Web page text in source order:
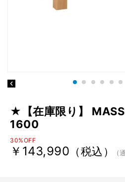
★【在庫限り】
1600
30%OFF
￥143,990 （税込） (